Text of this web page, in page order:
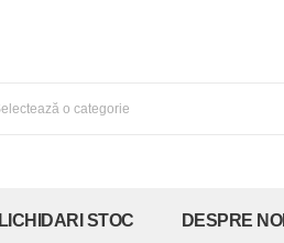
LICHIDARI STOC DESPRE NOI